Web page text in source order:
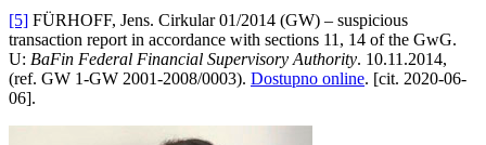
[5] FÜRHOFF, Jens. Cirkular 01/2014 (GW) – suspicious
transaction report in accordance with sections 11, 14 of the GwG.
U: BaFin Federal Financial Supervisory Authority. 10.11.2014,
(ref. GW 1-GW 2001-2008/0003). Dostupno online. [cit. 2020-06-
06].